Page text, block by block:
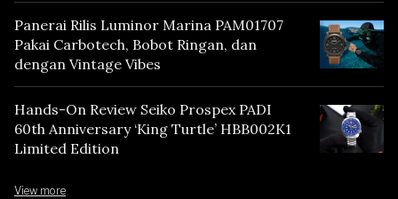
Panerai Rilis Luminor Marina PAM01707
Pakai Carbotech, Bobot Ringan, dan
dengan Vintage Vibes
Hands-On Review Seiko Prospex PADI
60th Anniversary ‘King Turtle’ HBB002K1
Limited Edition
View more